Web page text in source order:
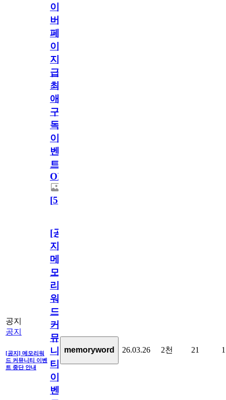
이
버
페
이
지
급!
최
애
구
독
이
벤
트
OPEN!
[5]
공지
공지
[공지] 메모리워
드 커뮤니티 이벤
트 중단 안내
[공
지]
메
모
리
워
드
커
뮤
니
티
이
벤
memoryword 26.03.26 2천 21 1